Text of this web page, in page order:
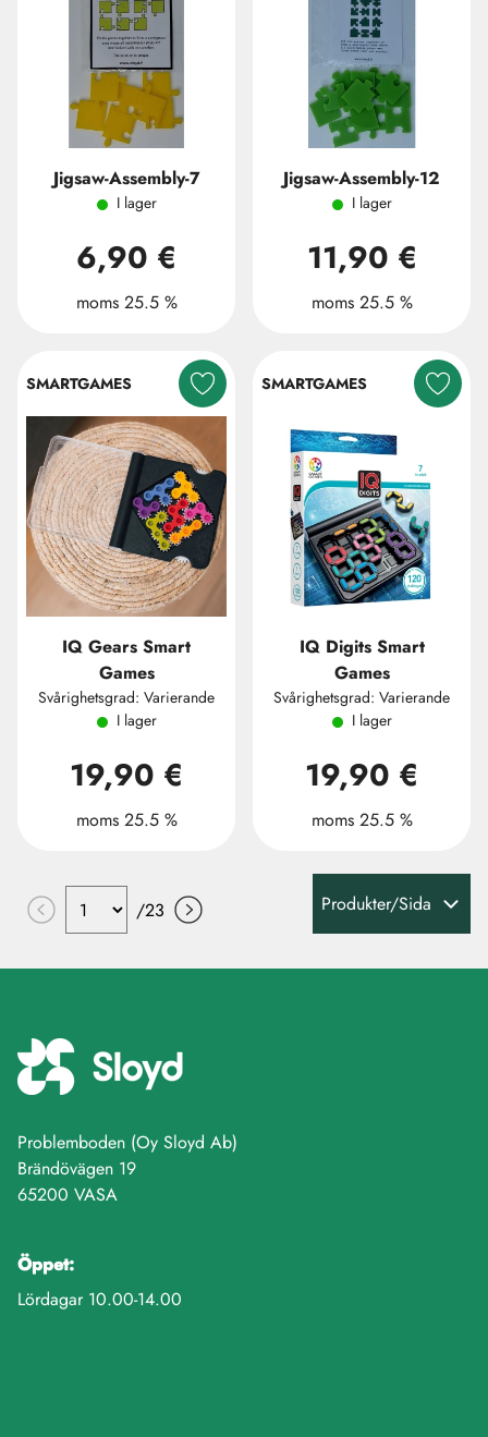
Jigsaw-Assembly-7
I lager
6,90 €
moms 25.5 %
Jigsaw-Assembly-12
I lager
11,90 €
moms 25.5 %
SMARTGAMES
IQ Gears Smart
Games
Svårighetsgrad: Varierande
I lager
19,90 €
moms 25.5 %
SMARTGAMES
IQ Digits Smart
Games
Svårighetsgrad: Varierande
I lager
19,90 €
moms 25.5 %
/23 Produkter/Sida
Problemboden (Oy Sloyd Ab)
Brändövägen 19
65200 VASA
Öppet:
Lördagar 10.00-14.00